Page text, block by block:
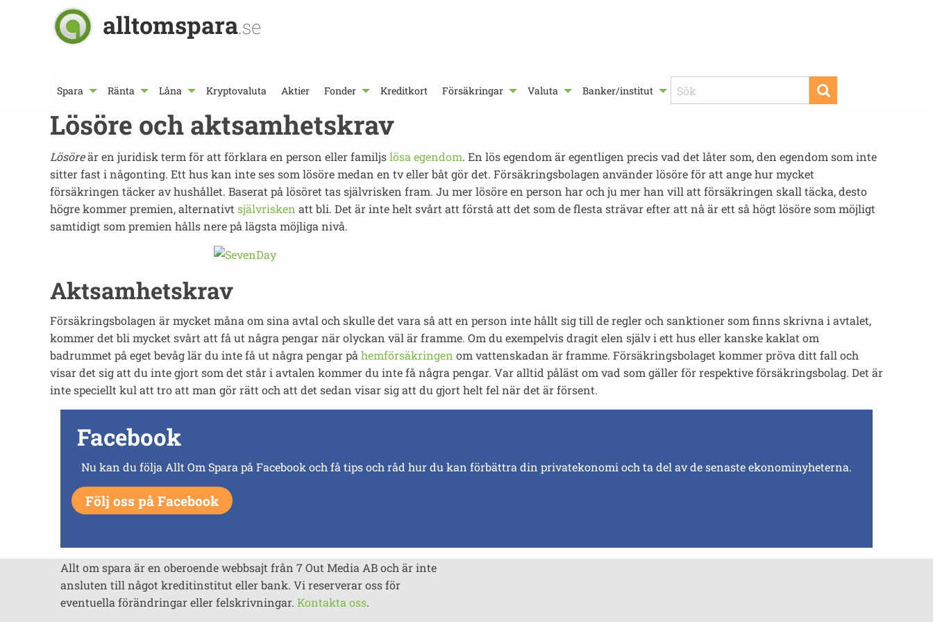
alltomspara.se
Spara Ränta Låna Kryptovaluta Aktier Fonder Kreditkort Försäkringar Valuta Banker/institut
Lösöre och aktsamhetskrav
Lösöreär en juridisk term för att förklara en person eller familjslösa egendom. En lös egendom är egentligen precis vad det låter som, den egendom som inte
sitter fast i någonting. Ett hus kan inte ses som lösöre medan en tv eller båt gör det. Försäkringsbolagen använder lösöre för att ange hur mycket
försäkringen täcker av hushållet. Baserat på lösöret tas självrisken fram. Ju mer lösöre en person har och ju mer han vill att försäkringen skall täcka, desto
högre kommer premien, alternativt självrisken att bli. Det är inte helt svårt att förstå att det som de flesta strävar efter att nå är ett så högt lösöre som möjligt
samtidigt som premien hålls nere på lägsta möjliga nivå.
Aktsamhetskrav
Försäkringsbolagen är mycket måna om sina avtal och skulle det vara så att en person inte hållt sig till de regler och sanktioner som finns skrivna i avtalet,
kommer det bli mycket svårt att få ut några pengar när olyckan väl är framme. Om du exempelvis dragit elen själv i ett hus eller kanske kaklat om
badrummet på eget bevåg lär du inte få ut några pengar på hemförsäkringen om vattenskadan är framme. Försäkringsbolaget kommer pröva ditt fall och
visar det sig att du inte gjort som det står i avtalen kommer du inte få några pengar. Var alltid påläst om vad som gäller för respektive försäkringsbolag. Det är
inte speciellt kul att tro att man gör rätt och att det sedan visar sig att du gjort helt fel när det är försent.
Facebook
Nu kan du följa Allt Om Spara på Facebook och få tips och råd hur du kan förbättra din privatekonomi och ta del av de senaste ekonominyheterna.
Följ oss på Facebook
Allt om spara är en oberoende webbsajt från 7 Out Media AB och är inte
ansluten till något kreditinstitut eller bank. Vi reserverar oss för
eventuella förändringar eller felskrivningar. Kontakta oss.